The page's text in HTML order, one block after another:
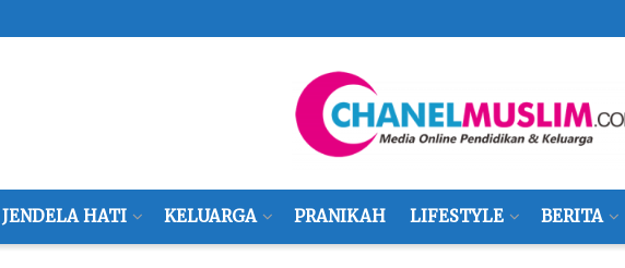
JENDELA HATI KELUARGA PRANIKAH LIFESTYLE BERITA